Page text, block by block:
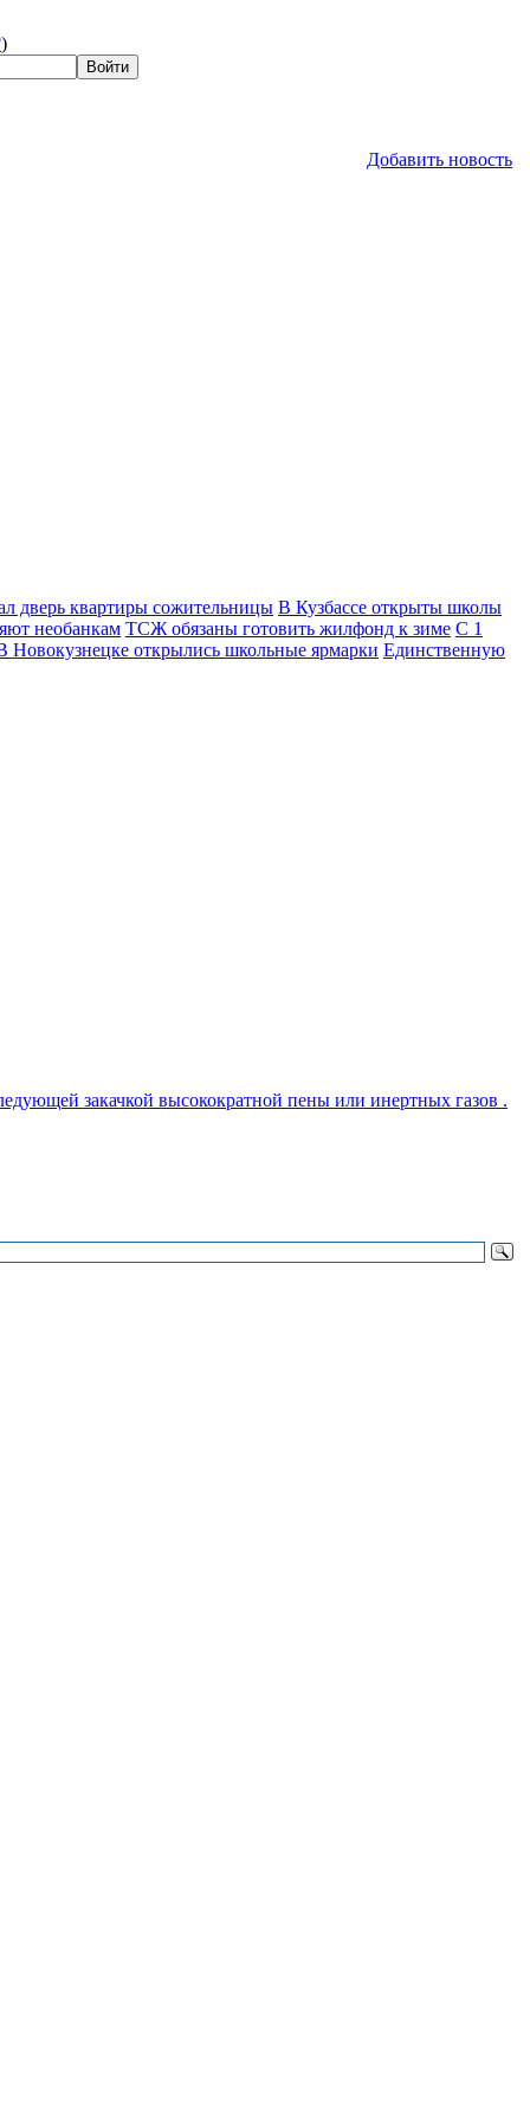
)
Добавить новость
дверь квартиры сожительницы В Кузбассе открыты школы
необанкам ТСЖ обязаны готовить жилфонд к зиме С 1
Новокузнецке открылись школьные ярмарки Единственную
закачкой высокократной пены или инертных газов .